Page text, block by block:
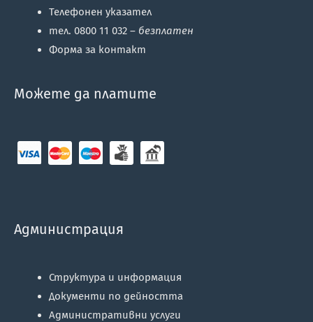
Телефонен указател
тел. 0800 11 032 – безплатен
Форма за контакт
Можете да платите
Администрация
Структура и информация
Документи по дейността
Административни услуги